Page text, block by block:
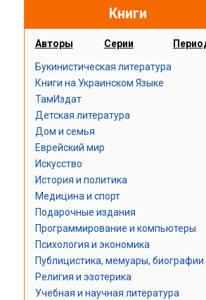
Книги
Авторы Серии
Букинистическая литература
Книги на Украинском Языке
ТамИздат
Детская литература
Дом и семья
Еврейский мир
Искусство
История и политика
Медицина и спорт
Подарочные издания
Программирование и компьютеры
Психология и экономика
Публицистика, мемуары, биографии
Религия и эзотерика
Учебная и научная литература